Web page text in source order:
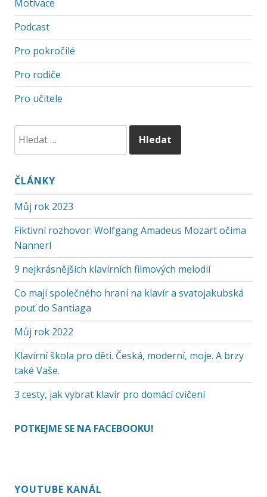
Motivace
Podcast
Pro pokročilé
Pro rodiče
Pro učitele
ČLÁNKY
Můj rok 2023
Fiktivní rozhovor: Wolfgang Amadeus Mozart očima
Nannerl
9 nejkrásnějších klavírních filmových melodií
Co mají společného hraní na klavír a svatojakubská
pouť do Santiaga
Můj rok 2022
Klavírní škola pro děti. Česká, moderní, moje. A brzy
také Vaše.
3 cesty, jak vybrat klavír pro domácí cvičení
POTKEJME SE NA FACEBOOKU!
YOUTUBE KANÁL